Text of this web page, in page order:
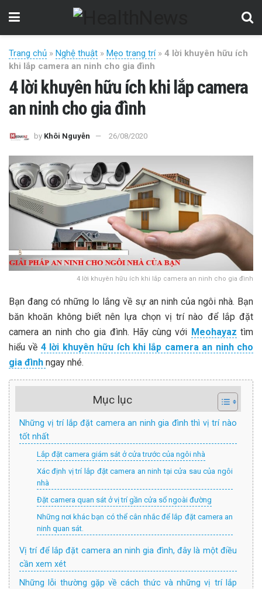
Trang chủ » Nghệ thuật » Mẹo trang trí» 4 lời khuyên hữu ích
khi lắp camera an ninh cho gia đình
4 lời khuyên hữu ích khi lắp camera
an ninh cho gia đình
by Khôi Nguyễn 26/08/2020
4 lời khuyên hữu ích khi lắp camera an ninh cho gia đình
Bạn đang có những lo lắng về sự an ninh của ngôi nhà. Bạn
băn khoăn không biết nên lựa chọn vị trí nào để lắp đặt
camera an ninh cho gia đình. Hãy cùng với Meohayaz tìm
hiểu về 4 lời khuyên hữu ích khi lắp camera an ninh cho
gia đình ngay nhé.
Mục lục
Những vị trí lắp đặt camera an ninh gia đình thì vị trí nào
tốt nhất
Lắp đặt camera giám sát ở cửa trước của ngôi nhà
Xác định vị trí lắp đặt camera an ninh tại cửa sau của ngôi
nhà
Đặt camera quan sát ở vị trí gần cửa sổ ngoài đường
Những nơi khác bạn có thể cân nhắc để lắp đặt camera an
ninh quan sát.
Vị trí để lắp đặt camera an ninh gia đình, đây là một điều
cần xem xét
Những lỗi thường gặp về cách thức và những vị trí lắp